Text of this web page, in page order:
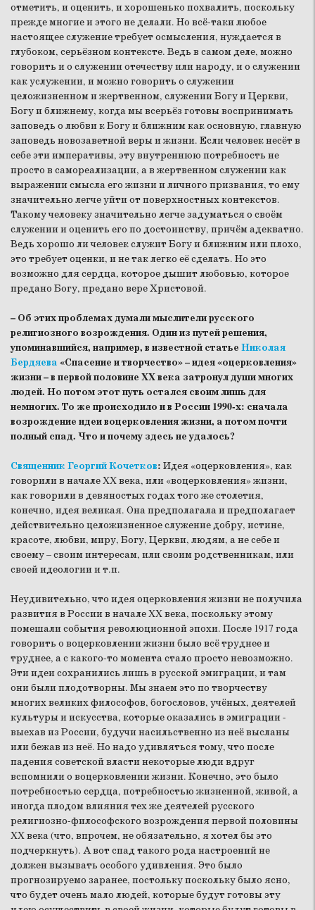
отметить, и оценить, и хорошенько похвалить, поскольку
прежде многие и этого не делали. Но всё-таки любое
настоящее служение требует осмысления, нуждается в
глубоком, серьёзном контексте. Ведь в самом деле, можно
говорить и о служении отечеству или народу, и о служении
как услужении, и можно говорить о служении
целожизненном и жертвенном, служении Богу и Церкви,
Богу и ближнему, когда мы всерьёз готовы воспринимать
заповедь о любви к Богу и ближним как основную, главную
заповедь новозаветной веры и жизни. Если человек несёт в
себе эти императивы, эту внутреннюю потребность не
просто в самореализации, а в жертвенном служении как
выражении смысла его жизни и личного призвания, то ему
значительно легче уйти от поверхностных контекстов.
Такому человеку значительно легче задуматься о своём
служении и оценить его по достоинству, причём адекватно.
Ведь хорошо ли человек служит Богу и ближним или плохо,
это требует оценки, и не так легко её сделать. Но это
возможно для сердца, которое дышит любовью, которое
предано Богу, предано вере Христовой.
– Об этих проблемах думали мыслители русского
религиозного возрождения. Один из путей решения,
упоминавшийся, например, в известной статье Николая
Бердяева «Спасение и творчество» – идея «оцерковления»
жизни – в первой половине XX века затронул души многих
людей. Но потом этот путь остался своим лишь для
немногих. То же происходило и в России 1990-х: сначала
возрождение идеи воцерковления жизни, а потом почти
полный спад. Что и почему здесь не удалось?
Священник Георгий Кочетков: Идея «оцерковления», как
говорили в начале XX века, или «воцерковления» жизни,
как говорили в девяностых годах того же столетия,
конечно, идея великая. Она предполагала и предполагает
действительно целожизненное служение добру, истине,
красоте, любви, миру, Богу, Церкви, людям, а не себе и
своему – своим интересам, или своим родственникам, или
своей идеологии и т.п.
Неудивительно, что идея оцерковления жизни не получила
развития в России в начале XX века, поскольку этому
помешали события революционной эпохи. После 1917 года
говорить о воцерковлении жизни было всё труднее и
труднее, а с какого-то момента стало просто невозможно.
Эти идеи сохранились лишь в русской эмиграции, и там
они были плодотворны. Мы знаем это по творчеству
многих великих философов, богословов, учёных, деятелей
культуры и искусства, которые оказались в эмиграции -
выехав из России, будучи насильственно из неё высланы
или бежав из неё. Но надо удивляться тому, что после
падения советской власти некоторые люди вдруг
вспомнили о воцерковлении жизни. Конечно, это было
потребностью сердца, потребностью жизненной, живой, а
иногда плодом влияния тех же деятелей русского
религиозно-философского возрождения первой половины
XX века (что, впрочем, не обязательно, я хотел бы это
подчеркнуть). А вот спад такого рода настроений не
должен вызывать особого удивления. Это было
прогнозируемо заранее, постольку поскольку было ясно,
что будет очень мало людей, которые будут готовы эту